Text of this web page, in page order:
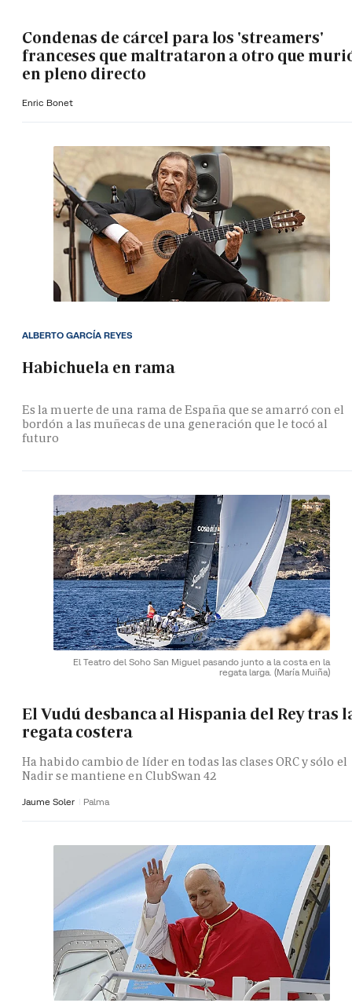
Condenas de cárcel para los 'streamers'
franceses que maltrataron a otro que
en pleno directo
Enric Bonet
Habichuela en rama
Es la muerte de una rama de España que se amarró con el
bordón a las muñecas de una generación que le tocó al
futuro
ALBERTO GARCÍA REYES
El Teatro del Soho San Miguel pasando junto a la costa en la
regata larga. (María Muiña)
El Vudú desbanca al Hispania del Rey tras
regata costera
Ha habido cambio de líder en todas las clases ORC y sólo el
Nadir se mantiene en ClubSwan 42
Jaume Soler Palma